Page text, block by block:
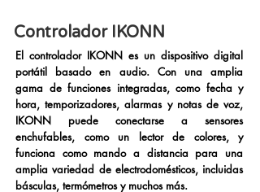
Controlador IKONN
El controlador IKONN es un dispositivo digital
portátil basado en audio. Con una amplia
gama de funciones integradas, como fecha y
hora, temporizadores, alarmas y notas de voz,
IKONN puede conectarse a sensores
enchufables, como un lector de colores, y
funciona como mando a distancia para una
amplia variedad de electrodomésticos, incluidas
básculas, termómetros y muchos más.